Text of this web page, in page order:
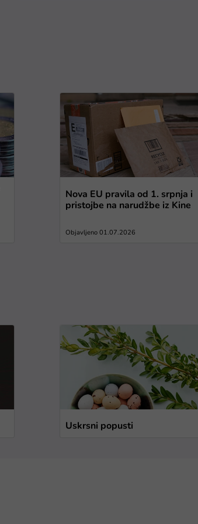
Nova EU pravila od 1. srpnja i
pristojbe na narudžbe iz Kine
Objavljeno 01.07.2026
Uskrsni popusti